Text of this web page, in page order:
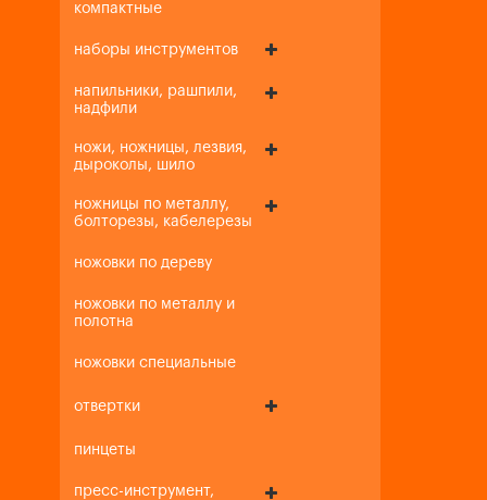
компактные
наборы инструментов
напильники, рашпили,
надфили
ножи, ножницы, лезвия,
дыроколы, шило
ножницы по металлу,
болторезы, кабелерезы
ножовки по дереву
ножовки по металлу и
полотна
ножовки специальные
отвертки
пинцеты
пресс-инструмент,